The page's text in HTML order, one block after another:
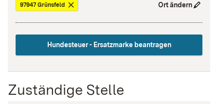
97947 Grünsfeld Ort ändern
Hundesteuer - Ersatzmarke beantragen
Zuständige Stelle